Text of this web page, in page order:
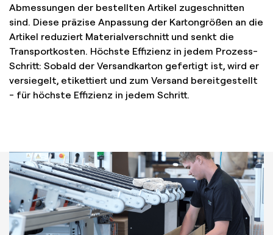
Abmessungen der bestellten Artikel zugeschnitten
sind. Diese präzise Anpassung der Kartongrößen an die
Artikel reduziert Materialverschnitt und senkt die
Transportkosten. Höchste Effizienz in jedem Prozess-
Schritt: Sobald der Versandkarton gefertigt ist, wird er
versiegelt, etikettiert und zum Versand bereitgestellt
- für höchste Effizienz in jedem Schritt.